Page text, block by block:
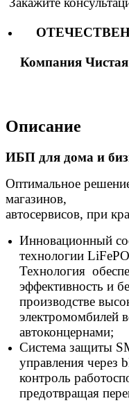
Компания
Описание
ИБП для дома и
Оптимальное
магазинов,
автосервисов, при
Инновационный
технологии
Технология
эффективность и
производcтве
электромомбилей
автоконцернами;
Система защиты
управления через
контроль
предотвращая